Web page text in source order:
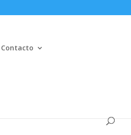
Contacto